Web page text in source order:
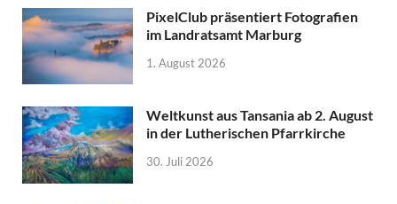
PixelClub präsentiert Fotografien
im Landratsamt Marburg
1. August 2026
Weltkunst aus Tansania ab 2. August
in der Lutherischen Pfarrkirche
30. Juli 2026